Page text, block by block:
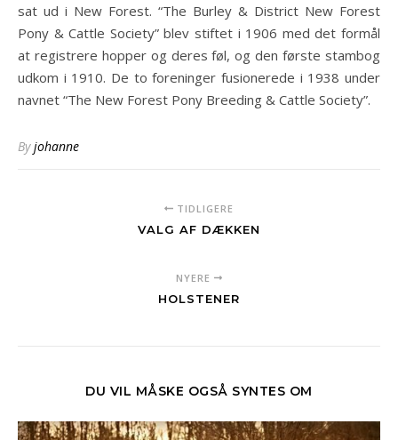
sat ud i New Forest. “The Burley & District New Forest
Pony & Cattle Society” blev stiftet i 1906 med det formål
at registrere hopper og deres føl, og den første stambog
udkom i 1910. De to foreninger fusionerede i 1938 under
navnet “The New Forest Pony Breeding & Cattle Society”.
Byjohanne
TIDLIGERE
VALG AF DÆKKEN
NYERE
HOLSTENER
DU VIL MÅSKE OGSÅ SYNTES OM